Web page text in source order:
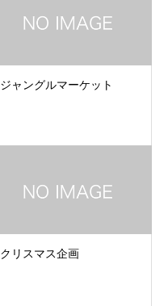
ジャングルマーケット
クリスマス企画